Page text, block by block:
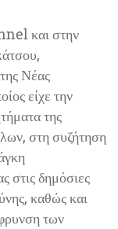
και στην
Νέας
είχε την
της
στη συζήτηση
στις δημόσιες
καθώς και
των